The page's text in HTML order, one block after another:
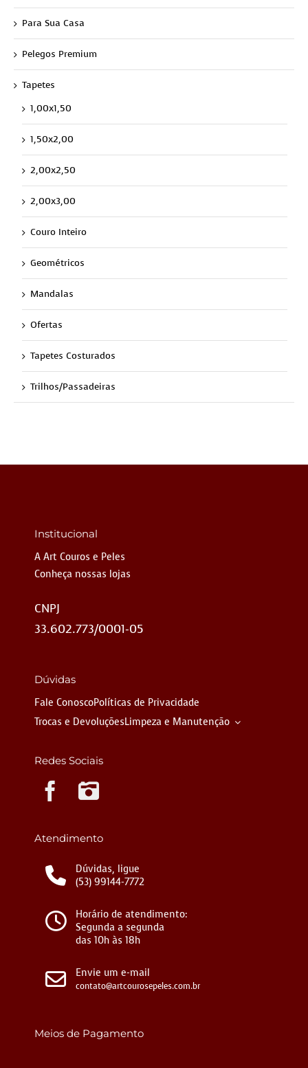
Para Sua Casa
Pelegos Premium
Tapetes
1,00x1,50
1,50x2,00
2,00x2,50
2,00x3,00
Couro Inteiro
Geométricos
Mandalas
Ofertas
Tapetes Costurados
Trilhos/Passadeiras
Institucional
A Art Couros e Peles
Conheça nossas lojas
CNPJ
33.602.773/0001-05
Dúvidas
Fale ConoscoPolíticas de Privacidade
Trocas e DevoluçõesLimpeza e Manutenção
Redes Sociais
Atendimento
Dúvidas, ligue
(53) 99144-7772
Horário de atendimento:
Segunda a segunda
das 10h às 18h
Envie um e-mail
contato@artcourosepeles.com.br
Meios de Pagamento